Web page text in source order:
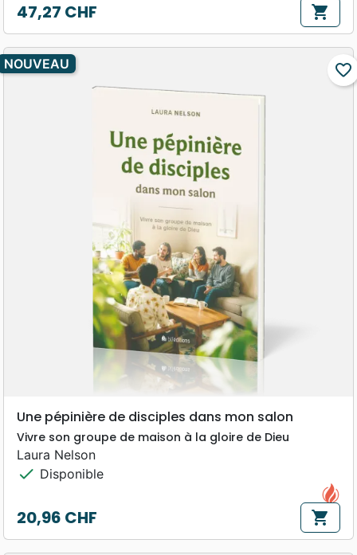
Prix
47,27 CHF shopping_cart
NOUVEAU favorite_border
Une pépinière de disciples dans mon salon
Vivre son groupe de maison à la gloire de Dieu
Laura Nelson
check Disponible
Prix
20,96 CHF shopping_cart